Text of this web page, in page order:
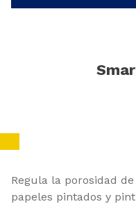
Regula la porosidad
papeles pintados y